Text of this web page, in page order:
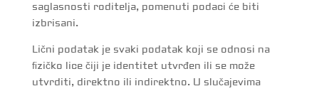
saglasnosti roditelja, pomenuti podaci će biti
izbrisani.
Lični podatak je svaki podatak koji se odnosi na
ﬁzičko lice čiji je identitet utvrđen ili se može
utvrditi, direktno ili indirektno. U slučajevima